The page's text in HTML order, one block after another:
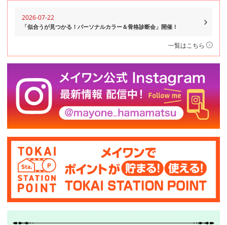
2026-07-22
「似合うが見つかる！パーソナルカラー＆骨格診断会」開催！
一覧はこちら